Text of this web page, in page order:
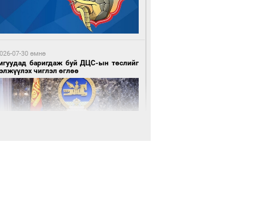
шатанд хэмнэлтийн горимд шилжиж,
наадам, зөвлөгөөн, гадаад
хориглолоо
07-30 өмнө
баригдаж буй ДЦС-ын төслийг
чиглэл өглөө